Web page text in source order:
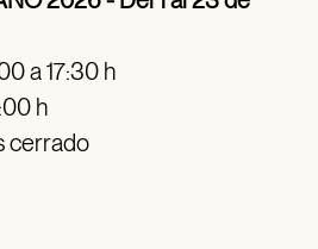
a 17:30 h
h
cerrado